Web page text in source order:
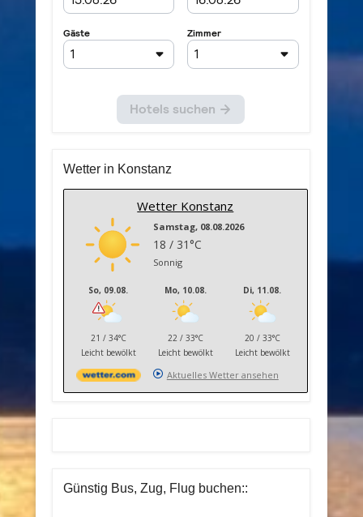
Wetter in Konstanz
Wetter Konstanz
Samstag, 08.08.2026
18 / 31°C
Sonnig
So, 09.08.
21 / 34°C
Leicht bewölkt
Mo, 10.08.
22 / 33°C
Leicht bewölkt
Di, 11.08.
20 / 33°C
Leicht bewölkt
Aktuelles Wetter ansehen
Günstig Bus, Zug, Flug buchen::